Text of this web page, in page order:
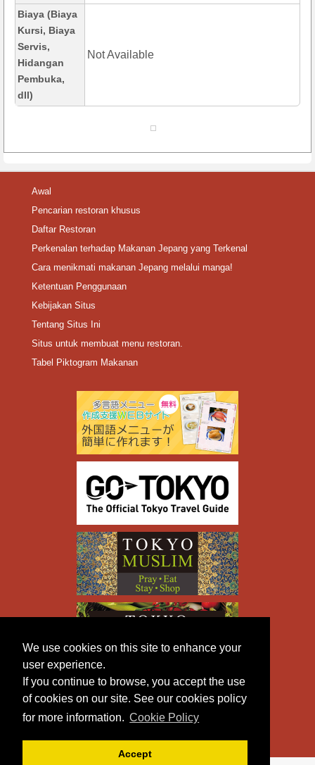
We use cookies on this site to enhance your
user experience.
If you continue to browse, you accept the use
of cookies on our site. See our cookies policy
for more information. Cookie Policy
Accept
Biaya (Biaya
Kursi, Biaya
Servis,
Hidangan
Pembuka,
dll)
Not Available
Awal
Pencarian restoran khusus
Daftar Restoran
Perkenalan terhadap Makanan Jepang yang Terkenal
Cara menikmati makanan Jepang melalui manga!
Ketentuan Penggunaan
Kebijakan Situs
Tentang Situs Ini
Situs untuk membuat menu restoran.
Tabel Piktogram Makanan